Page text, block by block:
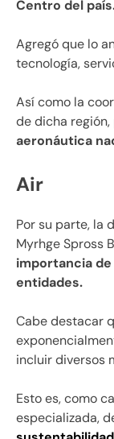
Centro del
Agregó que lo
tecnología,
Así como la
de dicha región,
aeronáutica
Air
Por su parte, la
Myrhge Spross
importancia
entidades.
Cabe destacar
incluir diversos
Esto es, como
especializada,